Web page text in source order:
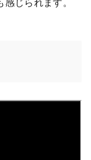
じられます。